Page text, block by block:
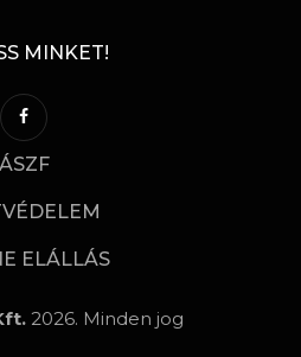
MINKET!
ÁSZF
ELÁLLÁS
2026. Minden jog